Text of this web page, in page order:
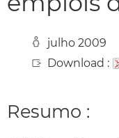
julho 2009
Download :
Resumo :